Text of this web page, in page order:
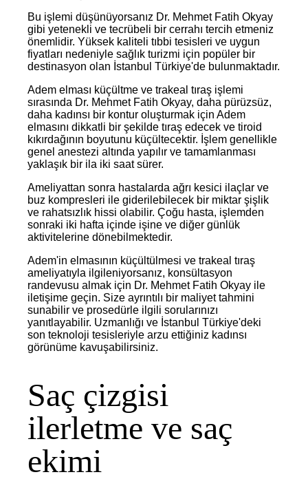
Bu işlemi düşünüyorsanız Dr. Mehmet Fatih Okyay
gibi yetenekli ve tecrübeli bir cerrahı tercih etmeniz
önemlidir. Yüksek kaliteli tıbbi tesisleri ve uygun
fiyatları nedeniyle sağlık turizmi için popüler bir
destinasyon olan İstanbul Türkiye'de bulunmaktadır.
Adem elması küçültme ve trakeal tıraş işlemi
sırasında Dr. Mehmet Fatih Okyay, daha pürüzsüz,
daha kadınsı bir kontur oluşturmak için Adem
elmasını dikkatli bir şekilde tıraş edecek ve tiroid
kıkırdağının boyutunu küçültecektir. İşlem genellikle
genel anestezi altında yapılır ve tamamlanması
yaklaşık bir ila iki saat sürer.
Ameliyattan sonra hastalarda ağrı kesici ilaçlar ve
buz kompresleri ile giderilebilecek bir miktar şişlik
ve rahatsızlık hissi olabilir. Çoğu hasta, işlemden
sonraki iki hafta içinde işine ve diğer günlük
aktivitelerine dönebilmektedir.
Adem'in elmasının küçültülmesi ve trakeal tıraş
ameliyatıyla ilgileniyorsanız, konsültasyon
randevusu almak için Dr. Mehmet Fatih Okyay ile
iletişime geçin. Size ayrıntılı bir maliyet tahmini
sunabilir ve prosedürle ilgili sorularınızı
yanıtlayabilir. Uzmanlığı ve İstanbul Türkiye'deki
son teknoloji tesisleriyle arzu ettiğiniz kadınsı
görünüme kavuşabilirsiniz.
Saç çizgisi
ilerletme ve saç
ekimi